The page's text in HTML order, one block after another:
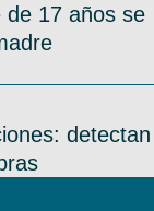
de 17 años se
detectan